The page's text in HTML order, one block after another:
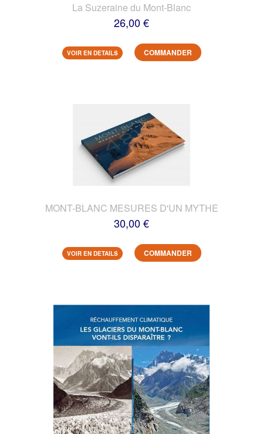
La Suzeraine du Mont-Blanc
26,00 €
VOIR EN DETAILS COMMANDER
MONT-BLANC MESURES D'UN MYTHE
30,00 €
VOIR EN DETAILS COMMANDER